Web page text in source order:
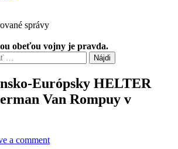
obeťou vojny je pravda.
Európsky HELTER
Van Rompuy v
a comment